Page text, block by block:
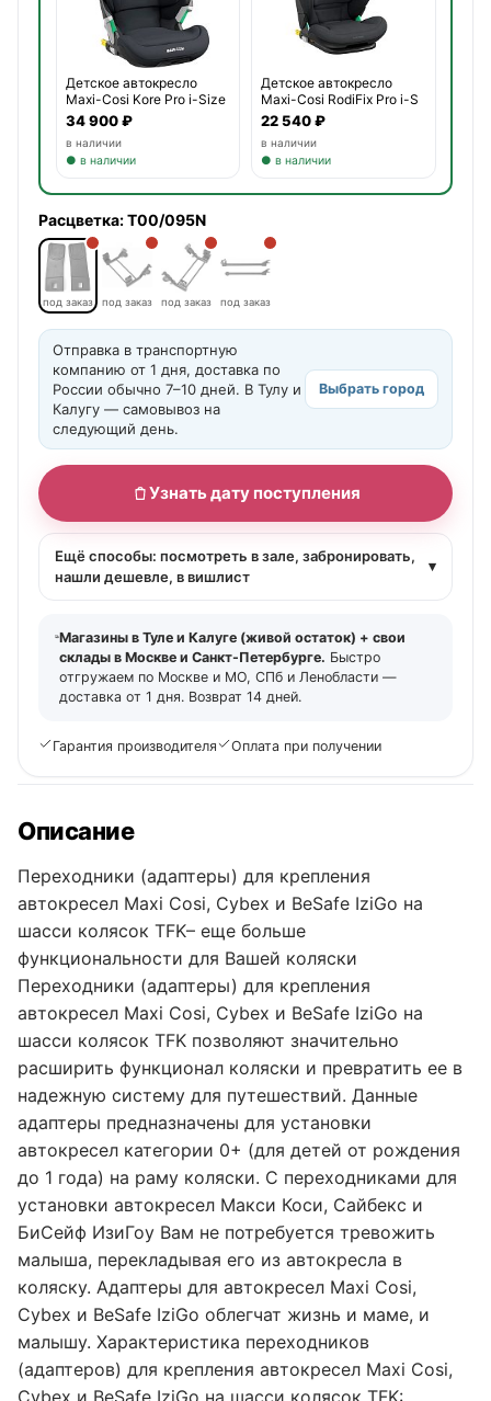
Детское автокресло
Maxi-Cosi Kore Pro i-Size
34 900 ₽
в наличии
● в наличии
Детское автокресло
Maxi-Cosi RodiFix Pro i-S
22 540 ₽
в наличии
● в наличии
Расцветка:T00/095N
под заказ под заказ под заказ под заказ
Отправка в транспортную
компанию от 1 дня, доставка по
России обычно 7–10 дней. В Тулу и
Калугу — самовывоз на
следующий день.
Выбрать город
Узнать дату поступления
Ещё способы: посмотреть в зале, забронировать,
нашли дешевле, в вишлист
▾
Магазины в Туле и Калуге (живой остаток) + свои
склады в Москве и Санкт-Петербурге. Быстро
отгружаем по Москве и МО, СПб и Ленобласти —
доставка от 1 дня. Возврат 14 дней.
Гарантия производителя Оплата при получении
Описание
Переходники (адаптеры) для крепления
автокресел Maxi Cosi, Cybex и BeSafe IziGo на
шасси колясок TFK– еще больше
функциональности для Вашей коляски
Переходники (адаптеры) для крепления
автокресел Maxi Cosi, Cybex и BeSafe IziGo на
шасси колясок TFK позволяют значительно
расширить функционал коляски и превратить ее в
надежную систему для путешествий. Данные
адаптеры предназначены для установки
автокресел категории 0+ (для детей от рождения
до 1 года) на раму коляски. С переходниками для
установки автокресел Макси Коси, Сайбекс и
БиСейф ИзиГоу Вам не потребуется тревожить
малыша, перекладывая его из автокресла в
коляску. Адаптеры для автокресел Maxi Cosi,
Cybex и BeSafe IziGo облегчат жизнь и маме, и
малышу. Характеристика переходников
(адаптеров) для крепления автокресел Maxi Cosi,
Cybex и BeSafe IziGo на шасси колясок TFK: